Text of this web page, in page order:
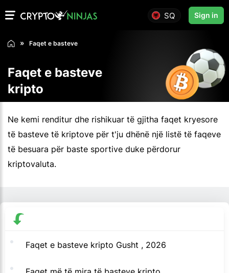
SQ Sign in
Faqet e basteve
Faqet e basteve
kripto
Ne kemi renditur dhe rishikuar të gjitha faqet kryesore
të basteve të kriptove për t'ju dhënë një listë të faqeve
të besuara për baste sportive duke përdorur
kriptovaluta.
Faqet e basteve kripto Gusht , 2026